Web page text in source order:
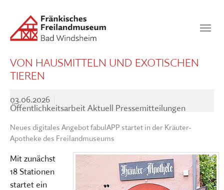
SUCHEN
VON HAUSMITTELN UND EXOTISCHEN
TIEREN
03.06.2026
Öffentlichkeitsarbeit Aktuell Pressemitteilungen
Neues digitales Angebot fabulAPP startet in der Kräuter-
Apotheke des Freilandmuseums
Mit zunächst
18 Stationen
startet ein